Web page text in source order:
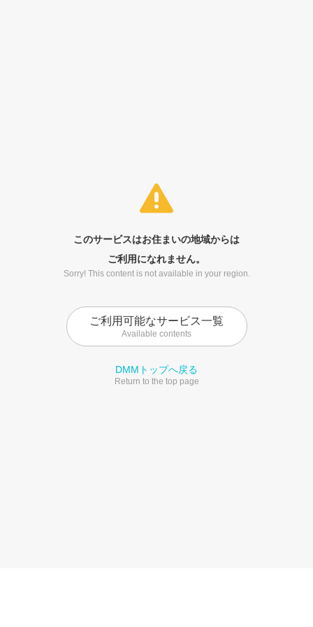
このサービスはお住まいの地域からは
ご利用になれません。
Sorry! This content is not available in your region.
ご利用可能なサービス一覧
Available contents
DMMトップへ戻る
Return to the top page